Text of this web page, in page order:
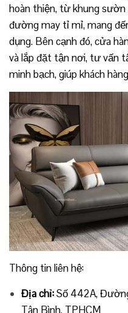
hoàn thiện, từ khung
đường may tỉ mỉ, mang
dụng. Bên cạnh đó, cửa
và lắp đặt tận nơi, tư vấn
minh bạch, giúp khách
Thông tin liên hệ:
Địa chỉ:Số 442A,
Tân Bình, TPHCM